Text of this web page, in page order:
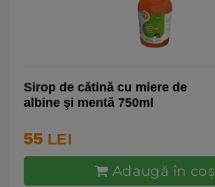
Sirop de cătină cu miere de
albine şi mentă 750ml
55 LEI
Adaugă în coş